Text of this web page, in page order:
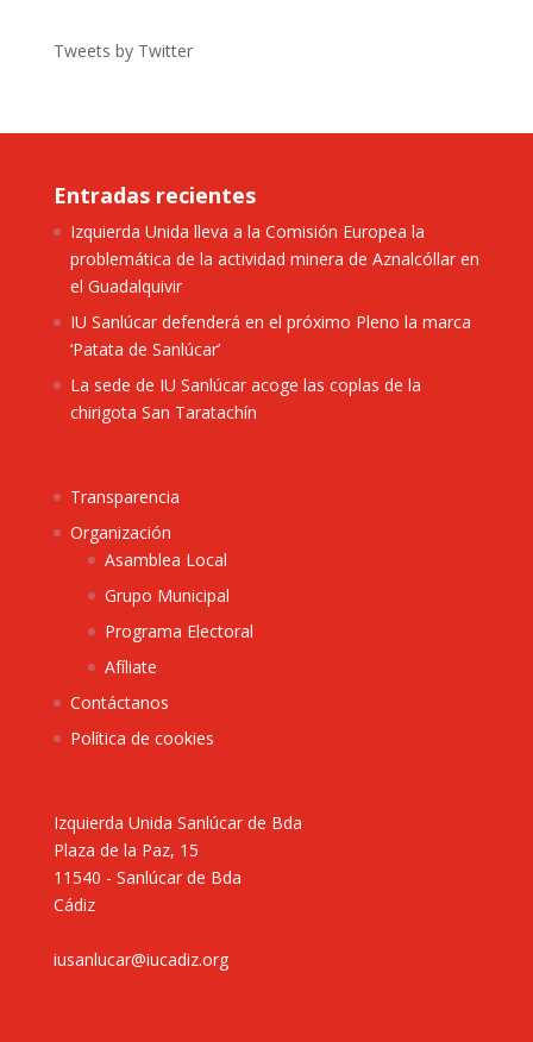
Tweets by Twitter
Entradas recientes
Izquierda Unida lleva a la Comisión Europea la
problemática de la actividad minera de Aznalcóllar en
el Guadalquivir
IU Sanlúcar defenderá en el próximo Pleno la marca
‘Patata de Sanlúcar’
La sede de IU Sanlúcar acoge las coplas de la
chirigota San Taratachín
Transparencia
Organización
Asamblea Local
Grupo Municipal
Programa Electoral
Afíliate
Contáctanos
Política de cookies
Izquierda Unida Sanlúcar de Bda
Plaza de la Paz, 15
11540 - Sanlúcar de Bda
Cádiz
iusanlucar@iucadiz.org